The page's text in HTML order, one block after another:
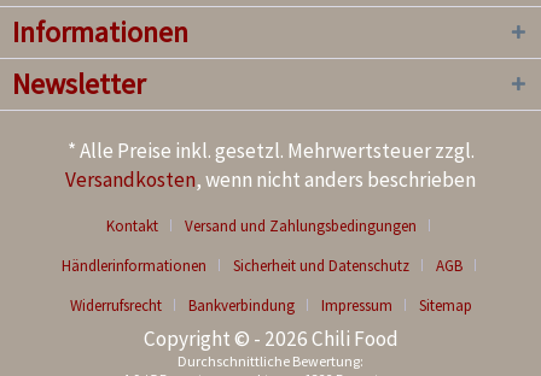
Informationen
Newsletter
* Alle Preise inkl. gesetzl. Mehrwertsteuer zzgl.
Versandkosten, wenn nicht anders beschrieben
Kontakt
Versand und Zahlungsbedingungen
Händlerinformationen
Sicherheit und Datenschutz
AGB
Widerrufsrecht
Bankverbindung Impressum Sitemap
Copyright © - 2026 Chili Food
Durchschnittliche Bewertung: